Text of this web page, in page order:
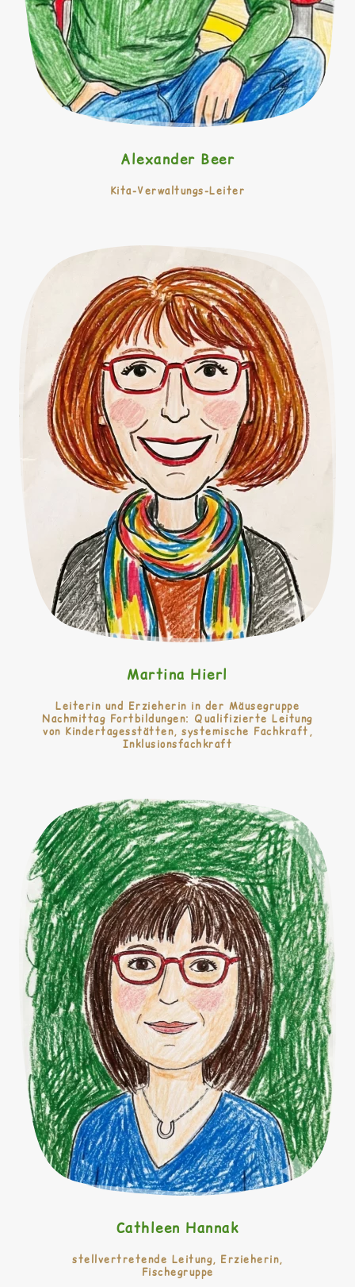
Alexander Beer
Kita-Verwaltungs-Leiter
Martina Hierl
Leiterin und Erzieherin in der Mäusegruppe
Nachmittag Fortbildungen: Qualifizierte Leitung
von Kindertagesstätten, systemische Fachkraft,
Inklusionsfachkraft
Cathleen Hannak
stellvertretende Leitung, Erzieherin,
Fischegruppe